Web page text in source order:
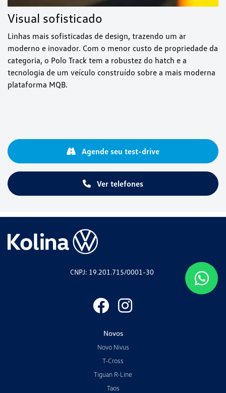
Visual sofisticado
Linhas mais sofisticadas de design, trazendo um ar
moderno e inovador. Com o menor custo de propriedade da
categoria, o Polo Track tem a robustez do hatch e a
tecnologia de um veículo construído sobre a mais moderna
plataforma MQB.
Ver telefones
Agende seu test-drive
CNPJ: 19.201.715/0001-30
Novos
Novo Nivus
T-Cross
Tiguan R-Line
Taos